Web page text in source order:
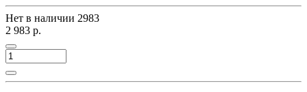
Нет в наличии 2983
2 983 р.